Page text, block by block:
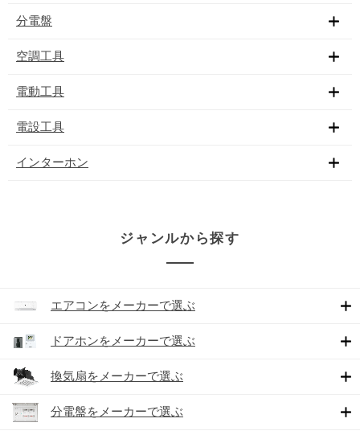
分電盤
空調工具
電動工具
電設工具
インターホン
ジャンルから探す
エアコンをメーカーで選ぶ
ドアホンをメーカーで選ぶ
換気扇をメーカーで選ぶ
分電盤をメーカーで選ぶ